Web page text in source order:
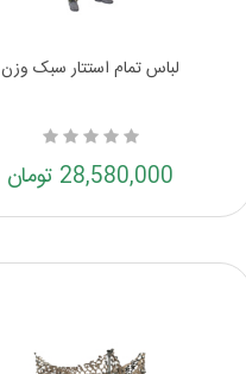
لباس تمام استتار سبک وزن
28,580,000 تومان